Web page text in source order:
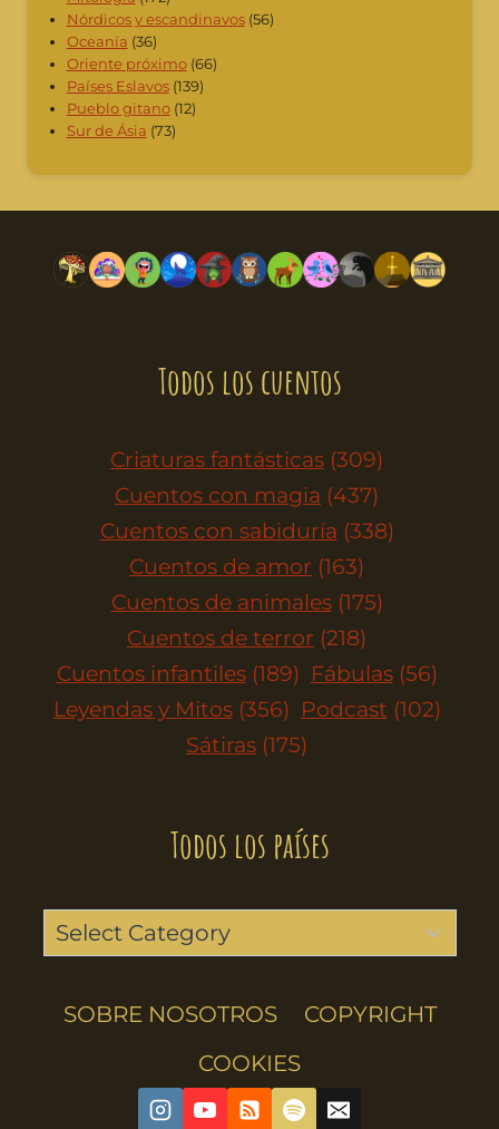
Nórdicos y escandinavos(56)
Oceanía (36)
Oriente próximo(66)
Países Eslavos(139)
Pueblo gitano(12)
Sur de Ásia (73)
Todos los cuentos
Criaturas fantásticas (309)
Cuentos con magia (437)
Cuentos con sabiduría (338)
Cuentos de amor (163)
Cuentos de animales (175)
Cuentos de terror (218)
Cuentos infantiles (189) Fábulas (56)
Leyendas y Mitos (356) Podcast (102)
Sátiras (175)
Todos los países
SOBRE NOSOTROS
COPYRIGHT
COOKIES